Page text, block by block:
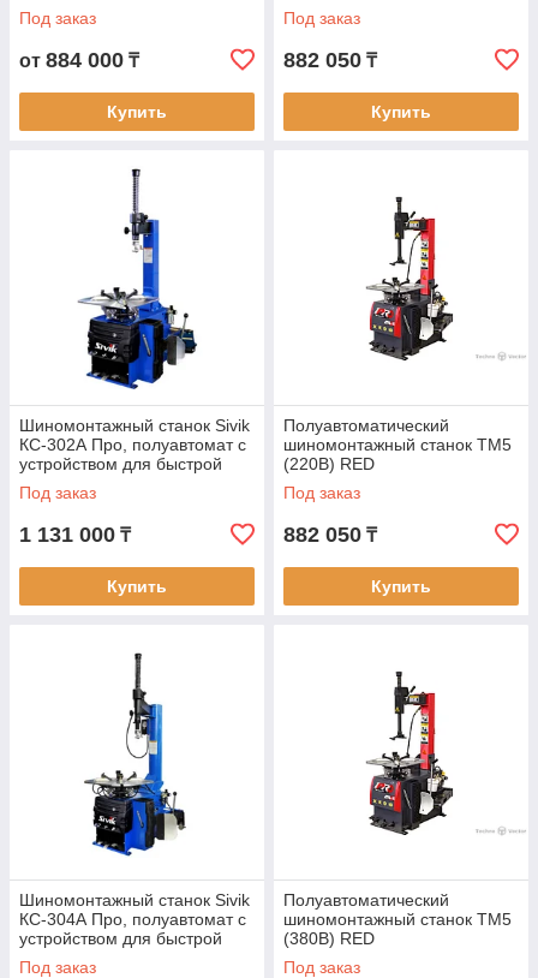
Под заказ
от 884 000 ₸
Купить
Под заказ
882 050 ₸
Купить
Шиномонтажный станок Sivik
КС-302А Про, полуавтомат с
устройством для быстрой
накачки шин
Под заказ
1 131 000 ₸
Купить
Полуавтоматический
шиномонтажный станок TM5
(220В) RED
Под заказ
882 050 ₸
Купить
Шиномонтажный станок Sivik
КС-304А Про, полуавтомат с
устройством для быстрой
накачки шин
Под заказ
Полуавтоматический
шиномонтажный станок TM5
(380В) RED
Под заказ